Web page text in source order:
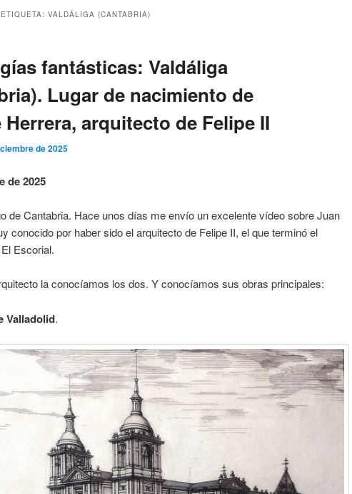
VALDÁLIGA (CANTABRIA)
fantásticas: Valdáliga
Lugar de nacimiento de
Herrera, arquitecto de Felipe II
de 2025
de 2025
de Cantabria. Hace unos días me envío un excelente vídeo sobre Juan
conocido por haber sido el arquitecto de Felipe II, el que terminó el
Escorial.
la conocíamos los dos. Y conocíamos sus obras principales:
Valladolid.